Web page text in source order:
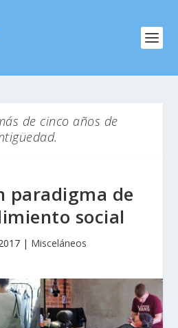
de cinco años de
paradigma de
social
| Misceláneos